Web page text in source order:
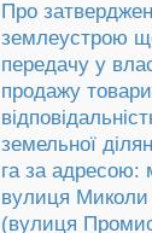
Про
землеустрою
передачу у
продажу
земельної
га за адресою:
вулиця Миколи
(вулиця